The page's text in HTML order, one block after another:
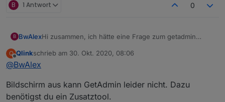
B 1 Antwort 0
B BwAlexHi zusammen, ich hätte eine Frage zum getadmin
Nuc und einen Touch bildschirm dahinter, nun würde
ausschalten. Ich habe mir den Getadmin adapter
installiert aber leider finde ich den Befehl für monitor
Q
Offline
Qlinkschrieb am 30. Okt. 2020, 08:06
zuletzt editiert von
@BwAlex
Bildschirm aus kann GetAdmin leider nicht. Dazu
benötigst du ein Zusatztool.